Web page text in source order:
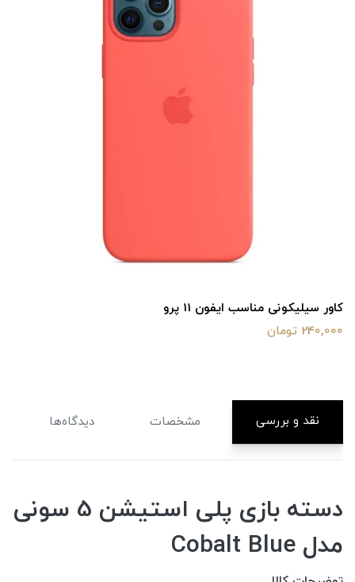
کاور سیلیکونی مناسب ایفون 11 پرو
240,000 تومان
نقد و بررسی مشخصات دیدگاه‌ها
دسته بازی پلی استیشن 5 سونی
مدل Cobalt Blue